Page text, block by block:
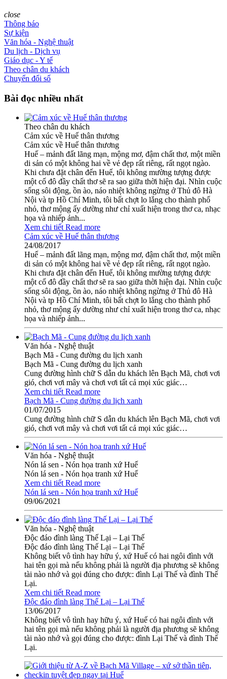
close
Thông báo
Sự kiện
Văn hóa - Nghệ thuật
Du lịch - Dịch vụ
Giáo dục - Y tế
Theo chân du khách
Chuyển đổi số
Bài đọc nhiều nhất
Theo chân du khách
Cảm xúc về Huế thân thương
Cảm xúc về Huế thân thương
Huế – mảnh đất lãng mạn, mộng mơ, đậm chất thơ, một miền
di sản có một không hai về vẻ đẹp rất riêng, rất ngọt ngào.
Khi chưa đặt chân đến Huế, tôi không mường tượng được
một cố đô đầy chất thơ sẽ ra sao giữa thời hiện đại. Nhìn cuộc
sống sôi động, ồn ào, náo nhiệt không ngừng ở Thủ đô Hà
Nội và tp Hồ Chí Minh, tôi bất chợt lo lắng cho thành phố
nhỏ, thơ mộng ấy dường như chỉ xuất hiện trong thơ ca, nhạc
họa và nhiếp ảnh...
Xem chi tiết Read more
Cảm xúc về Huế thân thương
24/08/2017
Huế – mảnh đất lãng mạn, mộng mơ, đậm chất thơ, một miền
di sản có một không hai về vẻ đẹp rất riêng, rất ngọt ngào.
Khi chưa đặt chân đến Huế, tôi không mường tượng được
một cố đô đầy chất thơ sẽ ra sao giữa thời hiện đại. Nhìn cuộc
sống sôi động, ồn ào, náo nhiệt không ngừng ở Thủ đô Hà
Nội và tp Hồ Chí Minh, tôi bất chợt lo lắng cho thành phố
nhỏ, thơ mộng ấy dường như chỉ xuất hiện trong thơ ca, nhạc
họa và nhiếp ảnh...
Văn hóa - Nghệ thuật
Bạch Mã - Cung đường du lịch xanh
Bạch Mã - Cung đường du lịch xanh
Cung đường hình chữ S dẫn du khách lên Bạch Mã, chơi vơi
gió, chơi vơi mây và chơi vơi tất cả mọi xúc giác…
Xem chi tiết Read more
Bạch Mã - Cung đường du lịch xanh
01/07/2015
Cung đường hình chữ S dẫn du khách lên Bạch Mã, chơi vơi
gió, chơi vơi mây và chơi vơi tất cả mọi xúc giác…
Văn hóa - Nghệ thuật
Nón lá sen - Nón họa tranh xứ Huế
Nón lá sen - Nón họa tranh xứ Huế
Xem chi tiết Read more
Nón lá sen - Nón họa tranh xứ Huế
09/06/2021
Văn hóa - Nghệ thuật
Độc đáo đình làng Thế Lại – Lại Thế
Độc đáo đình làng Thế Lại – Lại Thế
Không biết vô tình hay hữu ý, xứ Huế có hai ngôi đình với
hai tên gọi mà nếu không phải là người địa phương sẽ không
tài nào nhớ và gọi đúng cho được: đình Lại Thế và đình Thế
Lại.
Xem chi tiết Read more
Độc đáo đình làng Thế Lại – Lại Thế
13/06/2017
Không biết vô tình hay hữu ý, xứ Huế có hai ngôi đình với
hai tên gọi mà nếu không phải là người địa phương sẽ không
tài nào nhớ và gọi đúng cho được: đình Lại Thế và đình Thế
Lại.